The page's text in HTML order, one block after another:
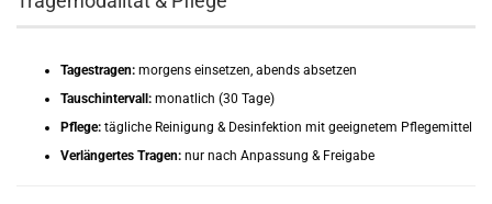
Tagestragen: morgens einsetzen, abends absetzen
Tauschintervall: monatlich (30 Tage)
Pflege: tägliche Reinigung & Desinfektion mit geeignetem Pflegemittel
Verlängertes Tragen: nur nach Anpassung & Freigabe